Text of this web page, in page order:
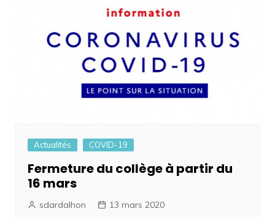
Actualités COVID-19
Fermeture du collège à partir du
16 mars
sdardalhon 13 mars 2020